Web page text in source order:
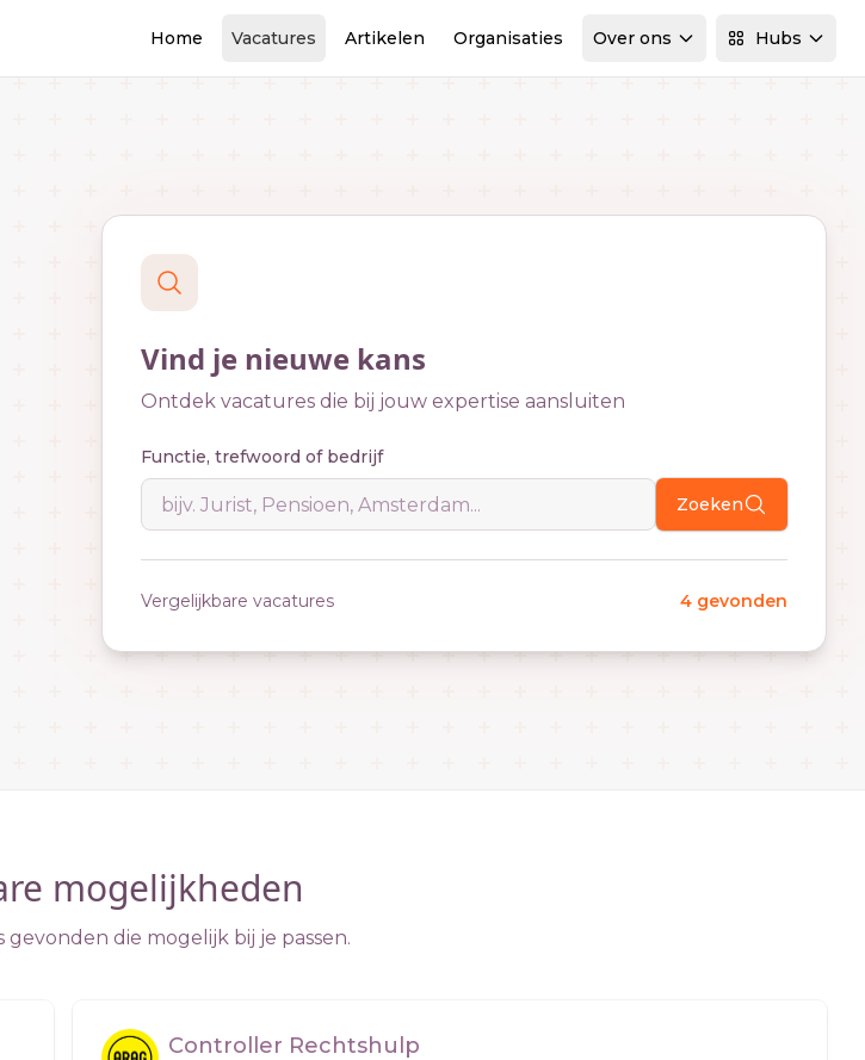
Home Vacatures Artikelen Organisaties Over ons Hubs
Vind je nieuwe kans
Ontdek vacatures die bij jouw expertise aansluiten
Functie, trefwoord of bedrijf
Zoeken
Vergelijkbare vacatures 4 gevonden
mogelijkheden
die mogelijk bij je passen.
Controller Rechtshulp